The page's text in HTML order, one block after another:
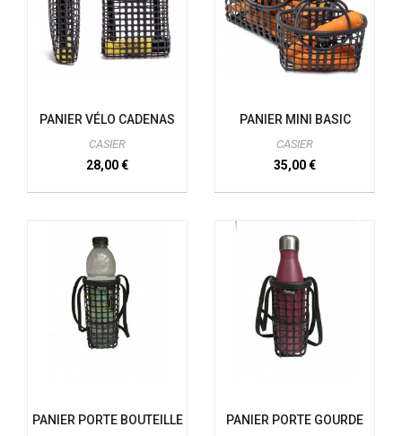
PANIER VÉLO CADENAS
CASIER
28,00 €
PANIER MINI BASIC
CASIER
35,00 €
PANIER PORTE BOUTEILLE PANIER PORTE GOURDE